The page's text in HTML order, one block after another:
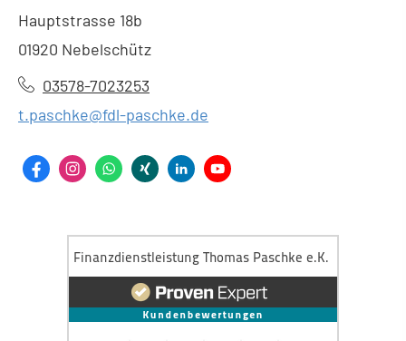
Hauptstrasse 18b
01920 Nebelschütz
03578-7023253
t.paschke@fdl-paschke.de